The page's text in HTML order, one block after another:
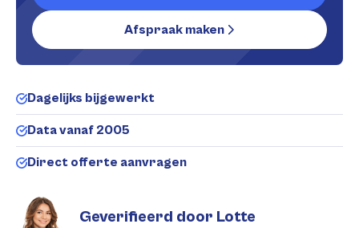
Afspraak maken
Dagelijks bijgewerkt
Data vanaf 2005
Direct offerte aanvragen
Geverifieerd door Lotte